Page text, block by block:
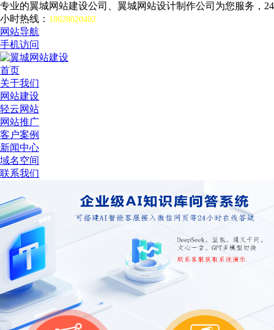
专业的翼城网站建设公司、翼城网站设计制作公司为您服务，24
小时热线： 18028020402
网站导航
手机访问
首页
关于我们
网站建设
轻云网站
网站推广
客户案例
新闻中心
域名空间
联系我们